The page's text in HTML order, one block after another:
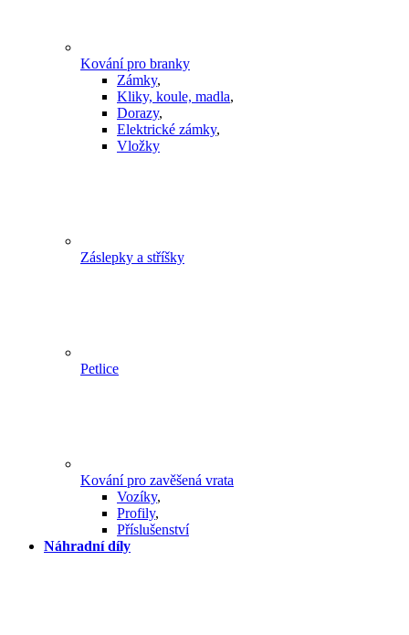
Kování pro branky
Zámky,
Kliky, koule, madla,
Dorazy,
Elektrické zámky,
Vložky
Záslepky a stříšky
Petlice
Kování pro zavěšená vrata
Vozíky,
Profily,
Příslušenství
Náhradní díly